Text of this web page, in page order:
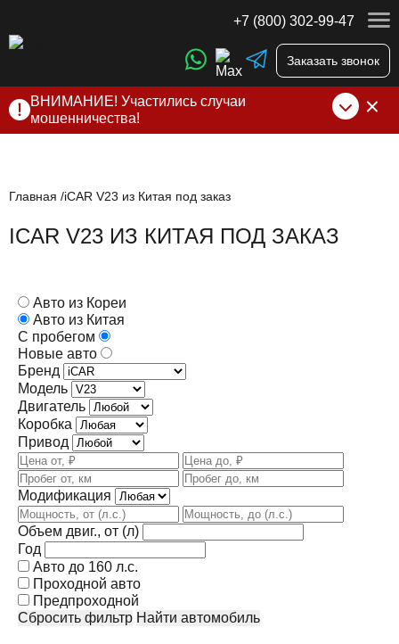
+7 (800) 302-99-47
Заказать звонок
ВНИМАНИЕ! Участились случаи
мошенничества!
нами по официальнымконтактам
Главная iCAR V23 из Китая под заказ
ICAR V23 ИЗ КИТАЯ ПОД ЗАКАЗ
Авто из Кореи
Авто из Китая
С пробегом
Новые авто
Бренд
Модель
Двигатель
Коробка
Привод
Модификация
Объем двиг., от (л)
Год
Авто до 160 л.с.
Проходной авто
Предпроходной
Сбросить фильтр
Найти автомобиль